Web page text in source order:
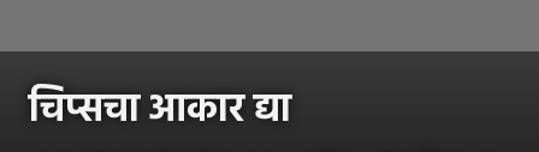
चिप्सचा आकार द्या